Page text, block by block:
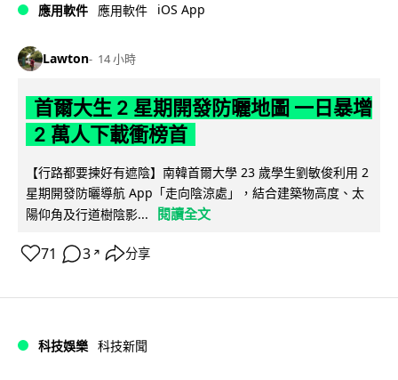
應用軟件 應用軟件 iOS App
Lawton 14 小時
首爾大生 2 星期開發防曬地圖 一日暴增
2 萬人下載衝榜首
【行路都要揀好有遮陰】南韓首爾大學 23 歲學生劉敏俊利用 2
星期開發防曬導航 App「走向陰涼處」，結合建築物高度、太
陽仰角及行道樹陰影...
閱讀全文
71 3 ↗ 分享
科技娛樂 科技新聞